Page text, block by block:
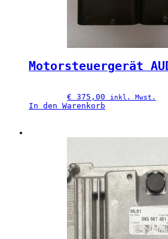
Motorsteuergerät
€ 375,00 inkl. Mwst.
In den Warenkorb